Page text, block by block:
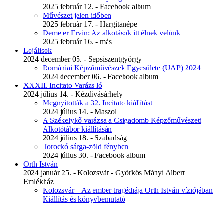
2025 február 12. - Facebook album
Művészet jelen időben
2025 február 17. - Hargitanépe
Demeter Ervin: Az alkotások itt élnek velünk
2025 február 16. - más
Lojálisok
2024 december 05. - Sepsiszentgyörgy
Romániai Képzőművészek Egyesülete (UAP) 2024
2024 december 06. - Facebook album
XXXII. Incitato Varázs ló
2024 július 14. - Kézdivásárhely
Megnyitották a 32. Incitato kiállítást
2024 július 14. - Maszol
A Székelykő varázsa a Csigadomb Képzőművészeti
Alkotótábor kiállításán
2024 július 18. - Szabadság
Torockó sárga-zöld fényben
2024 július 30. - Facebook album
Orth István
2024 január 25. - Kolozsvár - Györkös Mányi Albert
Emlékház
Kolozsvár – Az ember tragédiája Orth István víziójában
Kiállítás és könyvbemutató